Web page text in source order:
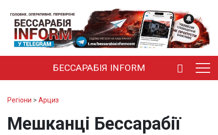
БЕССАРАБІЯ INFORM
Регіони > Арциз
Мешканці Бессарабії